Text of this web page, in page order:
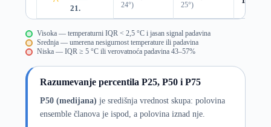
21.
24°)
25°)
Visoka — temperaturni IQR < 2,5 °C i jasan signal padavina
Srednja — umerena nesigurnost temperature ili padavina
Niska — IQR ≥ 5 °C ili verovatnoća padavina 43–57%
Razumevanje percentila P25, P50 i P75
P50 (medijana) je središnja vrednost skupa: polovina
ensemble članova je ispod, a polovina iznad nje.